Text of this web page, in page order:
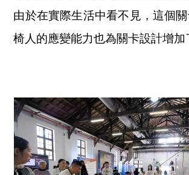
由於在實際生活中看不見，這個
椅人的應變能力也為關卡設計增加